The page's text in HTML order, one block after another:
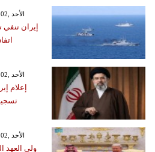
GMT 13:55 2026 الأحد ,02 آب / أغسطس
إيران
GMT 11:10 2026 الأحد ,02 آب / أغسطس
إعلام
GMT 09:42 2026 الأحد ,02 آب / أغسطس
ولي العهد